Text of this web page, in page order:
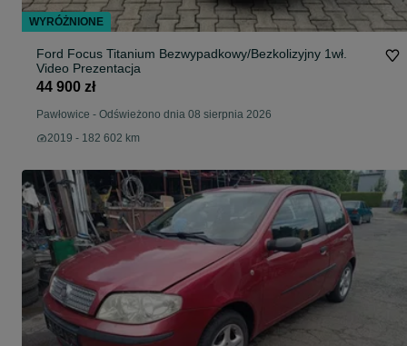
Ford Focus Titanium Bezwypadkowy/Bezkolizyjny 1wł.
Video Prezentacja
44 900 zł
Pawłowice - Odświeżono dnia 08 sierpnia 2026
2019 - 182 602 km
WYRÓŻNIONE